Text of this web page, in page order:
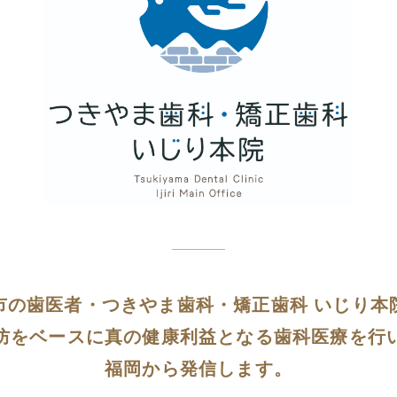
の歯医者・つきやま歯科・矯正歯科 いじり本
をベースに真の健康利益となる歯科医療を行
福岡から発信します。